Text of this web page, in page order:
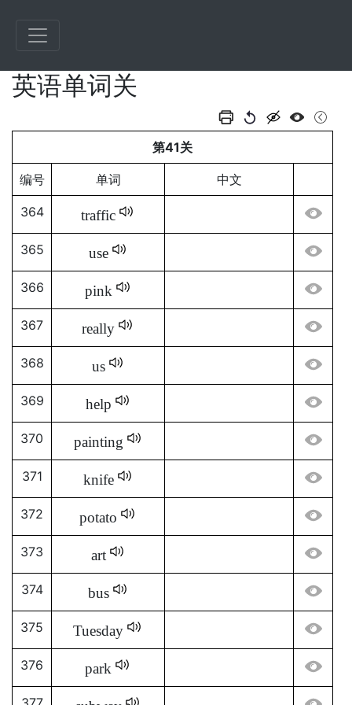
英语单词关
第41关
编号 单词 中文
364 traffic
365 use
366 pink
367 really
368 us
369 help
370 painting
371 knife
372 potato
373 art
374 bus
375 Tuesday
376 park